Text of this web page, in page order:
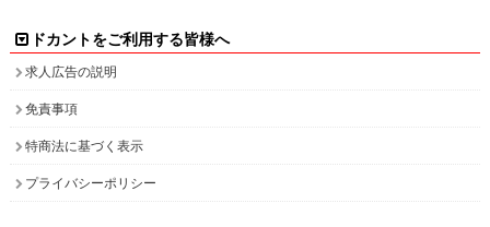
ドカントをご利用する皆様へ
求人広告の説明
免責事項
特商法に基づく表示
プライバシーポリシー